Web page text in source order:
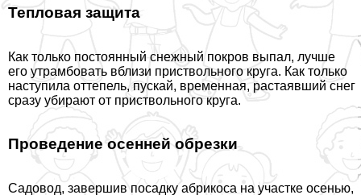
Тепловая защита
Как только постоянный снежный покров выпал, лучше
его утрамбовать вблизи приствольного круга. Как только
наступила оттепель, пускай, временная, растаявший снег
сразу убирают от приствольного круга.
Проведение осенней обрезки
Садовод, завершив посадку абрикоса на участке осенью,